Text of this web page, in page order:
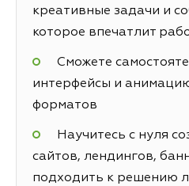
креативные задачи и
которое впечатлит
Сможете
интерфейсы и
форматов
Научитесь с нуля
сайтов, лендингов,
подходить к решению